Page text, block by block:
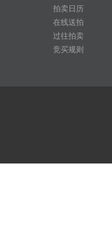
拍卖日历
在线送拍
过往拍卖
竞买规则